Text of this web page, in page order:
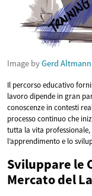
Image byGerd Altmann
Il percorso educativo
lavoro dipende in gran
conoscenze in contesti
processo continuo che
tutta la vita
l’apprendimento e lo
Sviluppare le
Mercato del